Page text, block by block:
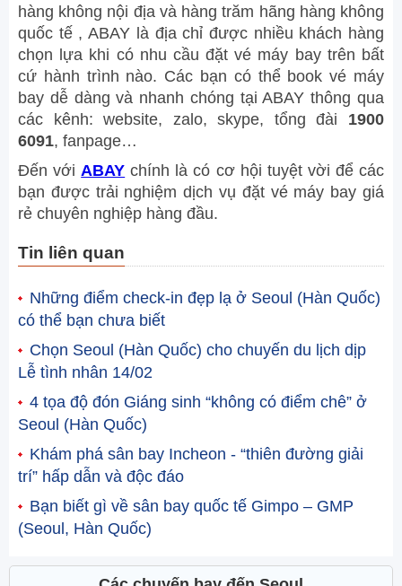
hàng không nội địa và hàng trăm hãng hàng không
quốc tế , ABAY là địa chỉ được nhiều khách hàng
chọn lựa khi có nhu cầu đặt vé máy bay trên bất
cứ hành trình nào. Các bạn có thể book vé máy
bay dễ dàng và nhanh chóng tại ABAY thông qua
các kênh: website, zalo, skype, tổng đài 1900
6091, fanpage…
Đến với ABAY chính là có cơ hội tuyệt vời để các
bạn được trải nghiệm dịch vụ đặt vé máy bay giá
rẻ chuyên nghiệp hàng đầu.
Tin liên quan
Những điểm check-in đẹp lạ ở Seoul (Hàn Quốc)
có thể bạn chưa biết
Chọn Seoul (Hàn Quốc) cho chuyến du lịch dịp
Lễ tình nhân 14/02
4 tọa độ đón Giáng sinh “không có điểm chê” ở
Seoul (Hàn Quốc)
Khám phá sân bay Incheon - “thiên đường giải
trí” hấp dẫn và độc đáo
Bạn biết gì về sân bay quốc tế Gimpo – GMP
(Seoul, Hàn Quốc)